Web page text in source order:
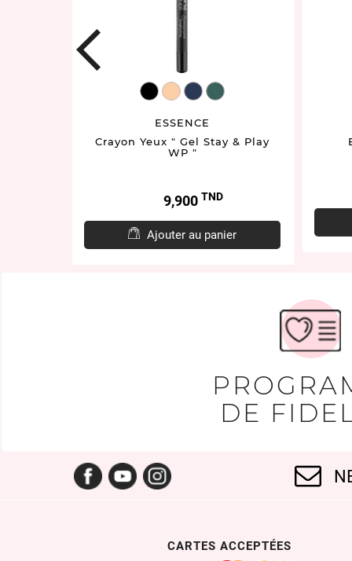
EY940524.01
EY940532.03
EY940544.06
EY940548.07
ESSENCE
Crayon Yeux " Gel Stay & Play
WP "
Prix9,900 TND
Ajouter au panier
prev
DE
FacebookYouTube
CARTES ACCEPTÉES